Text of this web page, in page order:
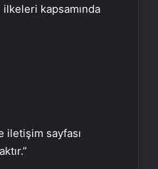
ilkeleri kapsamında
iletişim sayfası
yapıyorlardı! 2